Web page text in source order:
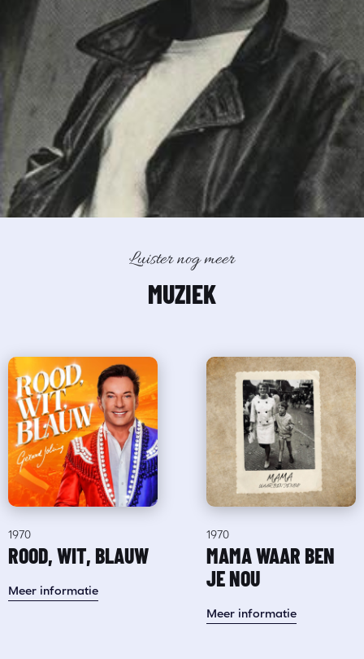
Luister nog meer
MUZIEK
1970
ROOD, WIT, BLAUW
Meer informatie
1970
MAMA WAAR BEN
JE NOU
Meer informatie